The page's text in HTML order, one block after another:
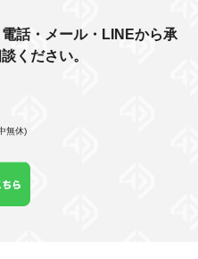
話・メール・LINEから承
ください。
無休)